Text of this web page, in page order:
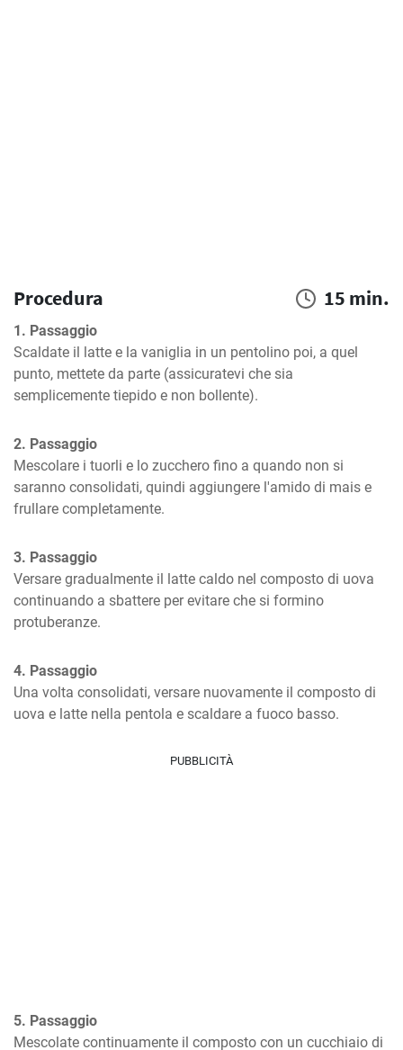
Procedura 15 min.
1. Passaggio
Scaldate il latte e la vaniglia in un pentolino poi, a quel
punto, mettete da parte (assicuratevi che sia
semplicemente tiepido e non bollente).
2. Passaggio
Mescolare i tuorli e lo zucchero fino a quando non si
saranno consolidati, quindi aggiungere l'amido di mais e
frullare completamente.
3. Passaggio
Versare gradualmente il latte caldo nel composto di uova
continuando a sbattere per evitare che si formino
protuberanze.
4. Passaggio
Una volta consolidati, versare nuovamente il composto di
uova e latte nella pentola e scaldare a fuoco basso.
PUBBLICITÀ
5. Passaggio
Mescolate continuamente il composto con un cucchiaio di